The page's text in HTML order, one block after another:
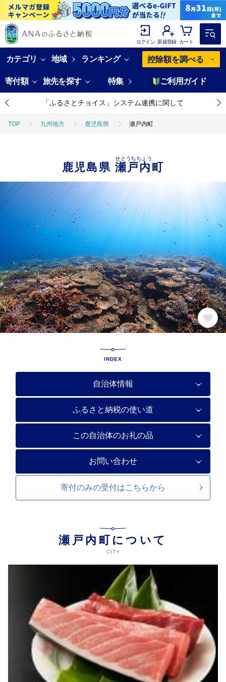
ログイン 新規登録 カート
カテゴリ 地域 ランキング 控除額を調べる
寄付額 旅先を探す 特集 ご利用ガイド
「ふるさとチョイス」システム連携に関して
TOP 九州地方 鹿児島県 瀬戸内町
鹿児島県瀬戸内町
せとうちちょう
INDEX
自治体情報
ふるさと納税の使い道
この自治体のお礼の品
お問い合わせ
寄付のみの受付はこちらから
瀬戸内町について